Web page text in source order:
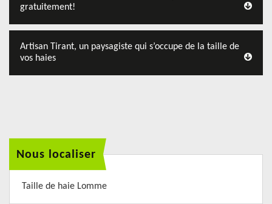
gratuitement!
Artisan Tirant, un paysagiste qui s’occupe de la taille de
vos haies
Nous localiser
Taille de haie Lomme